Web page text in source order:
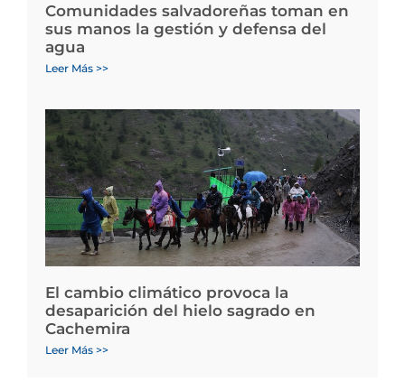
Comunidades salvadoreñas toman en
sus manos la gestión y defensa del
agua
Leer Más >>
El cambio climático provoca la
desaparición del hielo sagrado en
Cachemira
Leer Más >>